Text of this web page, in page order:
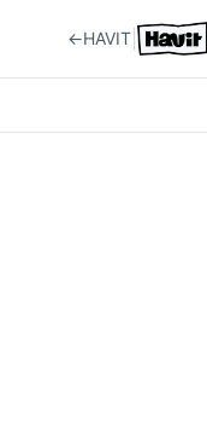
←HAVIT